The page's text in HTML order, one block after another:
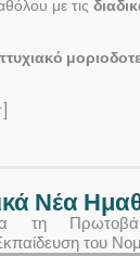
με τις
Νέα
τη
του